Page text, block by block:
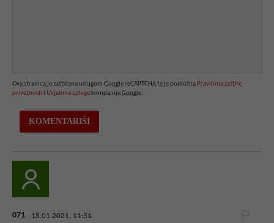
Ova stranica je zaštićena uslugom Google reCAPTCHA te je podložna Pravilima zaštite
privatnosti i Uvjetima usluge kompanije Google.
071 18.01.2021. 11:31